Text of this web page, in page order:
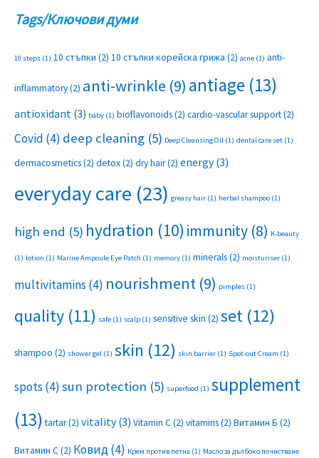
Tags/Ключови думи
10 steps (1) 10 стъпки (2) 10 стъпки корейска грижа (2) acne (1) anti-
inflammatory(2) anti-wrinkle (9) antiage (13)
antioxidant (3) baby (1) bioflavonoids(2) cardio-vascular support(2)
Covid (4) deep cleaning (5) Deep Cleansing Oil (1) dental care set (1)
dermacosmetics(2) detox(2) dry hair(2) energy (3)
everyday care (23) greasy hair (1) herbal shampoo (1)
high end (5) hydration (10) immunity (8) K-beauty
(1) lotion (1) Marine Ampoule Eye Patch (1) memory (1) minerals(2) moisturiser (1)
multivitamins(4) nourishment (9) pimples (1)
quality (11) safe (1) scalp (1) sensitive skin (2) set (12)
shampoo (2) shower gel (1) skin (12) skin barrier (1) Spot-out Cream (1)
spots(4)sun protection (5) superfood (1) supplement
(13) tartar(2) vitality (3) Vitamin C(2) vitamins(2) Витамин Б (2)
Витамин С(2) Ковид(4) Крем против петна (1) Масло за дълбоко почистване